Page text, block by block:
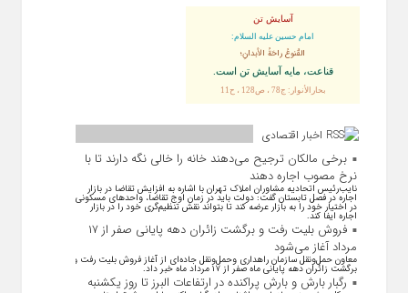
آسایش تن
امام حسین علیه السلام:
القُنوعُ راحَةُ الأبدانِ؛
قناعت، مايه آسايش تن است.
بحارالأنوار: ج78 ، ص128 ، ح11
اخبار اقتصادی
برخی مالکان ترجیح می‌دهند خانه را خالی نگه دارند تا با
نرخ مصوب اجاره دهند
نایب‌رئیس اتحادیه مشاوران املاک تهران با اشاره به افزایش تقاضا در بازار
اجاره در فصل تابستان گفت: دولت باید در زمان اوج تقاضا، واحد‌های مسکونی
در اختیار خود را به بازار عرضه کند تا بتواند نقش تنظیم‌گری خود را در بازار
اجاره ایفا کند.
فروش بلیت رفت و برگشت زائران دهه پایانی صفر از ۱۷
مرداد آغاز می‌شود
معاون حمل‌ونقل سازمان راهداری وحمل‌و‌نقل جاده‌ای از آغاز فروش بلیت رفت و
برگشت زائران دهه پایانی ماه صفر از ۱۷ مرداد ماه خبر داد.
رگبار بارش و بارش پراکنده در ارتفاعات البرز تا روز یکشنبه